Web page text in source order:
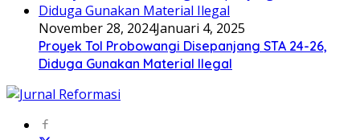
November 28, 2024Januari 4, 2025
Proyek Tol Probowangi Disepanjang STA 24-26,
Diduga Gunakan Material Ilegal